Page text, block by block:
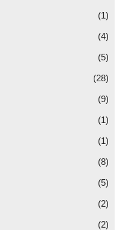
(1)
(4)
(5)
(28)
(9)
(1)
(1)
(8)
(5)
(2)
(2)